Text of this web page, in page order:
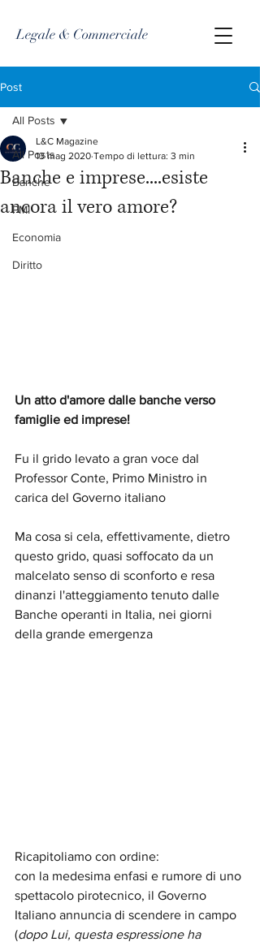
Legale & Commerciale
Post
All Posts
Banche
PMI
Economia
Diritto
All Posts
Banche e imprese....esiste
ancora il vero amore?
L&C Magazine
13 mag 2020 Tempo di lettura: 3 min
Un atto d'amore dalle banche verso
famiglie ed imprese!
Fu il grido levato a gran voce dal
Professor Conte, Primo Ministro in
carica del Governo italiano
Ma cosa si cela, effettivamente, dietro
questo grido, quasi soffocato da un
malcelato senso di sconforto e resa
dinanzi l'atteggiamento tenuto dalle
Banche operanti in Italia, nei giorni
della grande emergenza
Ricapitoliamo con ordine:
con la medesima enfasi e rumore di uno
spettacolo pirotecnico, il Governo
Italiano annuncia di scendere in campo
(dopo Lui, questa espressione ha